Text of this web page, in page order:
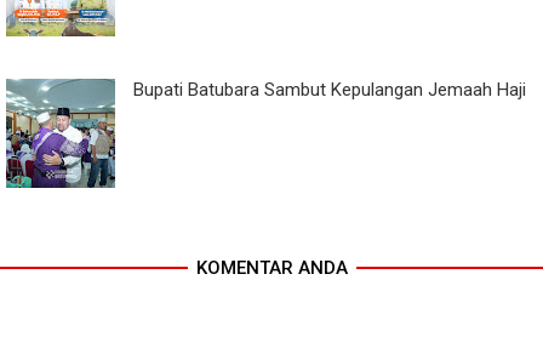
Bupati Batubara Sambut Kepulangan Jemaah Haji
KOMENTAR ANDA